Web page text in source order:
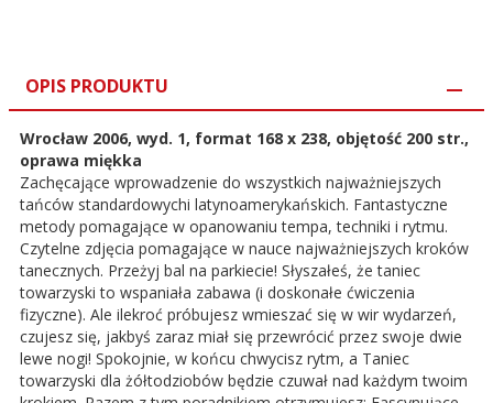
OPIS PRODUKTU
Wrocław 2006, wyd. 1, format 168 x 238, objętość 200 str.,
oprawa miękka
Zachęcające wprowadzenie do wszystkich najważniejszych
tańców standardowychi latynoamerykańskich. Fantastyczne
metody pomagające w opanowaniu tempa, techniki i rytmu.
Czytelne zdjęcia pomagające w nauce najważniejszych kroków
tanecznych. Przeżyj bal na parkiecie! Słyszałeś, że taniec
towarzyski to wspaniała zabawa (i doskonałe ćwiczenia
fizyczne). Ale ilekroć próbujesz wmieszać się w wir wydarzeń,
czujesz się, jakbyś zaraz miał się przewrócić przez swoje dwie
lewe nogi! Spokojnie, w końcu chwycisz rytm, a Taniec
towarzyski dla żółtodziobów będzie czuwał nad każdym twoim